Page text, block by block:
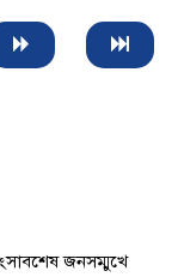
জনসম্মুখে